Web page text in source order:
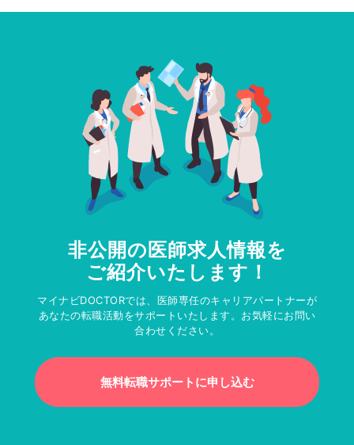
非公開の医師求人情報を
ご紹介いたします！
マイナビDOCTORでは、医師専任のキャリアパートナーが
あなたの転職活動をサポートいたします。お気軽にお問い
合わせください。
無料転職サポートに申し込む